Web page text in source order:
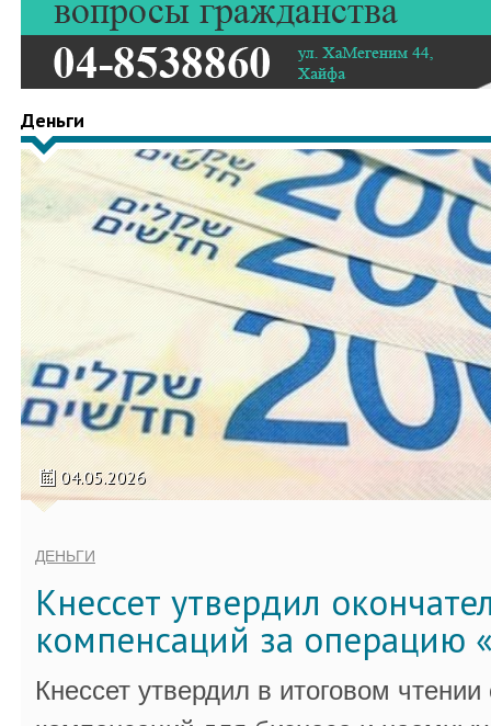
Деньги
04.05.2026
ДЕНЬГИ
Кнессет утвердил
компенсаций за операцию
Кнессет утвердил в итоговом